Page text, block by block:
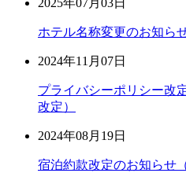
2025年07月03日
ホテル名称変更のお知ら
2024年11月07日
プライバシーポリシー改
改定）
2024年08月19日
宿泊約款改定のお知らせ